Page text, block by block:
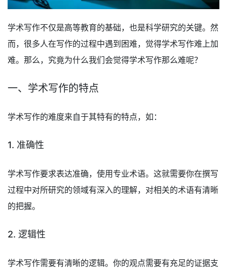
学术写作不仅是高等教育的基础，也是科学研究的关键。然
而，很多人在写作的过程中遇到困难，觉得学术写作难上加
难。那么，究竟为什么我们会觉得学术写作那么难呢？
一、学术写作的特点
学术写作的难度来自于其特有的特点，如：
1. 准确性
学术写作要求表达准确，使用专业术语。这就需要你在撰写
过程中对所研究的领域有深入的理解，对相关的术语有清晰
的把握。
2. 逻辑性
学术写作需要有清晰的逻辑。你的观点需要有充足的证据支